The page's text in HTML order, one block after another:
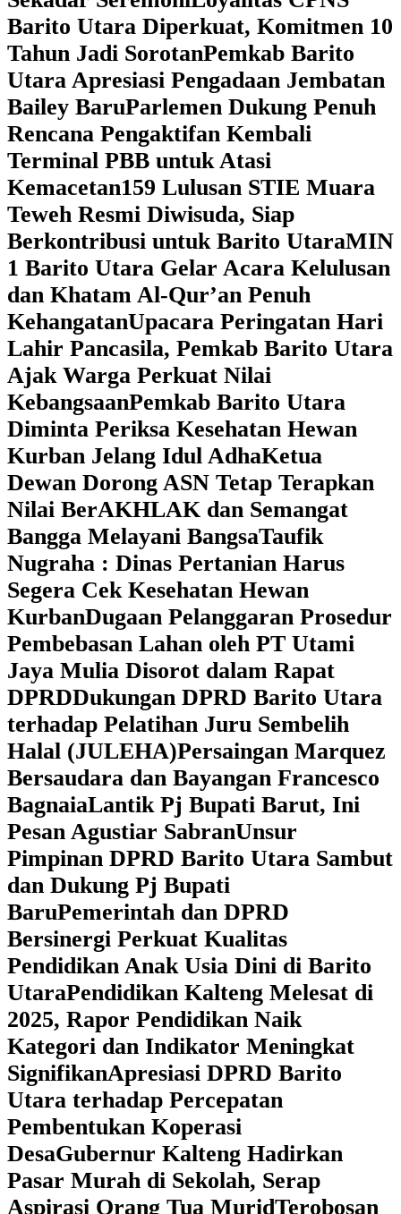
Barito Utara Diperkuat, Komitmen 10
Tahun Jadi SorotanPemkab Barito
Utara Apresiasi Pengadaan Jembatan
Bailey BaruParlemen Dukung Penuh
Rencana Pengaktifan Kembali
Terminal PBB untuk Atasi
Kemacetan159 Lulusan STIE Muara
Teweh Resmi Diwisuda, Siap
Berkontribusi untuk Barito UtaraMIN
1 Barito Utara Gelar Acara Kelulusan
dan Khatam Al-Qur’an Penuh
KehangatanUpacara Peringatan Hari
Lahir Pancasila, Pemkab Barito Utara
Ajak Warga Perkuat Nilai
KebangsaanPemkab Barito Utara
Diminta Periksa Kesehatan Hewan
Kurban Jelang Idul AdhaKetua
Dewan Dorong ASN Tetap Terapkan
Nilai BerAKHLAK dan Semangat
Bangga Melayani BangsaTaufik
Nugraha : Dinas Pertanian Harus
Segera Cek Kesehatan Hewan
KurbanDugaan Pelanggaran Prosedur
Pembebasan Lahan oleh PT Utami
Jaya Mulia Disorot dalam Rapat
DPRDDukungan DPRD Barito Utara
terhadap Pelatihan Juru Sembelih
Halal (JULEHA)Persaingan Marquez
Bersaudara dan Bayangan Francesco
BagnaiaLantik Pj Bupati Barut, Ini
Pesan Agustiar SabranUnsur
Pimpinan DPRD Barito Utara Sambut
dan Dukung Pj Bupati
BaruPemerintah dan DPRD
Bersinergi Perkuat Kualitas
Pendidikan Anak Usia Dini di Barito
Utara‎Pendidikan Kalteng Melesat di
2025, Rapor Pendidikan Naik
Kategori dan Indikator Meningkat
SignifikanApresiasi DPRD Barito
Utara terhadap Percepatan
Pembentukan Koperasi
Desa‎Gubernur Kalteng Hadirkan
Pasar Murah di Sekolah, Serap
Aspirasi Orang Tua Murid‎Terobosan